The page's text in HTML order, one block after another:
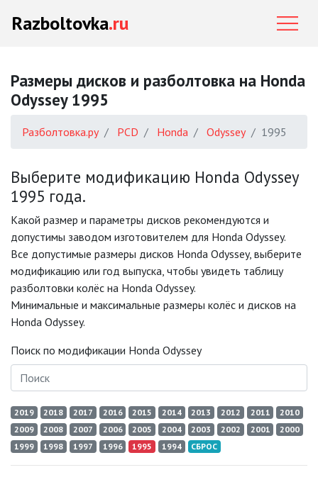
Razboltovka.ru
Размеры дисков и разболтовка на Honda
Odyssey 1995
Разболтовка.ру PCD Honda Odyssey 1995
Выберите модификацию Honda Odyssey
1995 года.
Какой размер и параметры дисков рекомендуются и
допустимы заводом изготовителем для Honda Odyssey.
Все допустимые размеры дисков Honda Odyssey, выберите
модификацию или год выпуска, чтобы увидеть таблицу
разболтовки колёс на Honda Odyssey.
Минимальные и максимальные размеры колёс и дисков на
Honda Odyssey.
Поиск по модификации Honda Odyssey
2019 2018 2017 2016 2015 2014 2013 2012 2011
2010
2009
2008 2007 2006 2005 2004 2003 2002 2001
2000
1999
1998 1997 1996 1995 1994 СБРОС